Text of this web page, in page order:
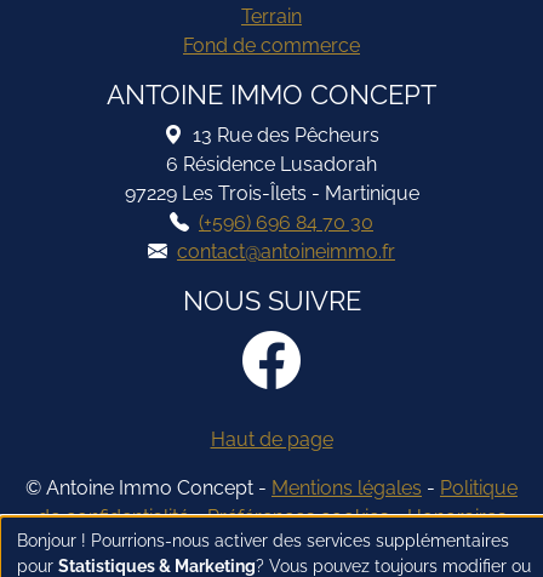
Terrain
Fond de commerce
ANTOINE IMMO CONCEPT
13 Rue des Pêcheurs
6 Résidence Lusadorah
97229 Les Trois-Îlets - Martinique
(+596) 696 84 70 30
contact@antoineimmo.fr
NOUS SUIVRE
Haut de page
© Antoine Immo Concept - Mentions légales - Politique
de confidentialité-Préférences cookies-Honoraires
Bonjour ! Pourrions-nous activer des services supplémentaires
pour Statistiques & Marketing? Vous pouvez toujours modifier ou